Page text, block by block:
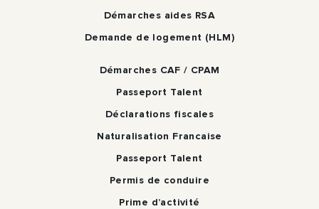
Démarches aides RSA
Demande de logement (HLM)
Démarches CAF / CPAM
Passeport Talent
Déclarations fiscales
Naturalisation Francaise
Passeport Talent
Permis de conduire
Prime d’activité